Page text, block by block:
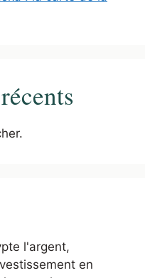
l'argent,
en